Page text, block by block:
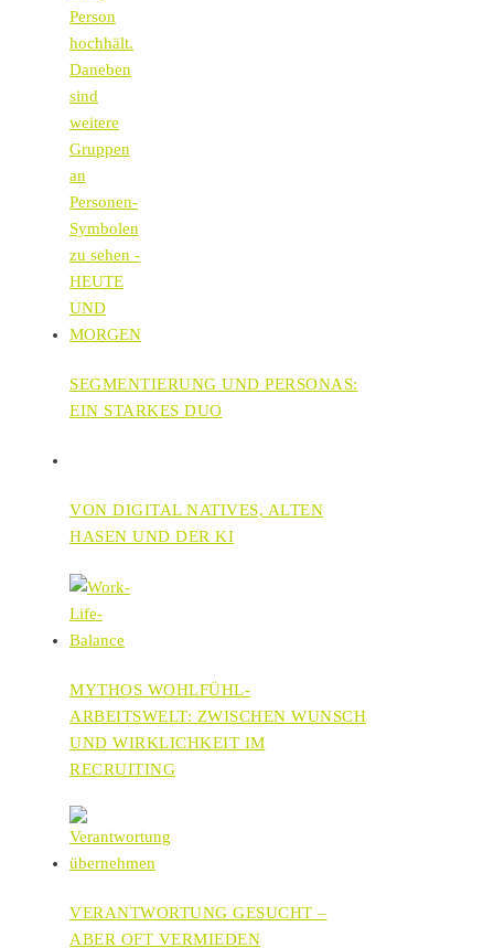
SEGMENTIERUNG UND PERSONAS:
EIN STARKES DUO
VON DIGITAL NATIVES, ALTEN
HASEN UND DER KI
MYTHOS WOHLFÜHL-
ARBEITSWELT: ZWISCHEN WUNSCH
UND WIRKLICHKEIT IM
RECRUITING
VERANTWORTUNG GESUCHT –
ABER OFT VERMIEDEN